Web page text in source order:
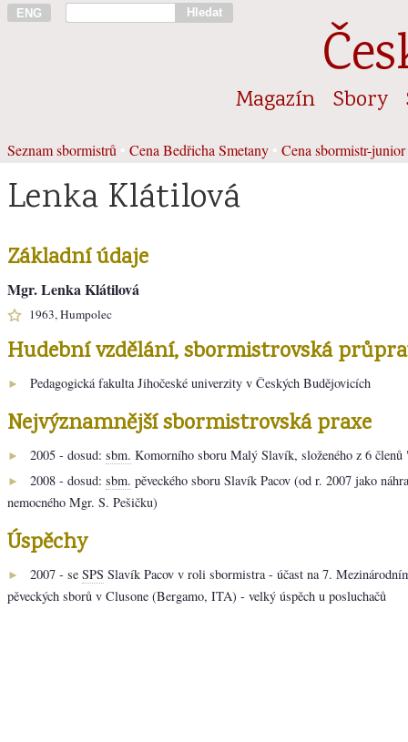
ENG Hledat
Magazín Sbory
Seznam sbormistrů Cena Bedřicha Smetany Cena sbormistr-junior
Lenka Klátilová
Základní údaje
Mgr. Lenka Klátilová
1963, Humpolec
Hudební vzdělání, sbormistrovská
► Pedagogická fakulta Jihočeské univerzity v Českých Budějovicích
Nejvýznamnější sbormistrovská praxe
► 2005 - dosud: sbm. Komorního sboru Malý Slavík, složeného z 6 členů
► 2008 - dosud: sbm. pěveckého sboru Slavík Pacov (od r. 2007 jako
nemocného Mgr. S. Pešičku)
Úspěchy
► 2007 - se SPS Slavík Pacov v roli sbormistra - účast na 7.
pěveckých sborů v Clusone (Bergamo, ITA) - velký úspěch u posluchačů